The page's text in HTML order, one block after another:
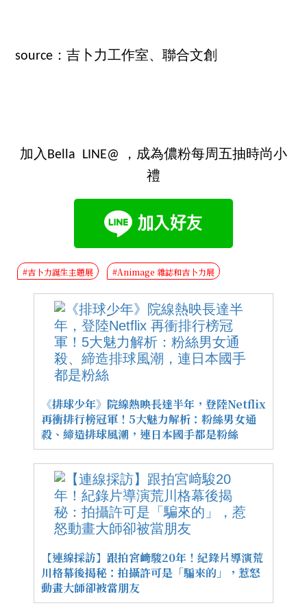
source：吉卜力工作室、聯合文創
加入Bella LINE@ ，成為儂粉每周五抽時尚小
禮
#吉卜力誕生主題展 #Animage 雜誌和吉卜力展
《排球少年》院線熱映長達半年，登陸Netflix
再衝排行榜冠軍！5大魅力解析：粉絲男女通
殺、締造排球風潮，連日本國手都是粉絲
【連線採訪】跟拍宮﨑駿20年！紀錄片導演荒
川格幕後揭秘：拍攝許可是「騙來的」，惹怒
動畫大師卻被當朋友